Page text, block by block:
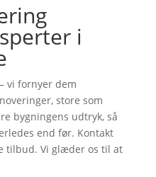
i
– vi fornyer dem
store som
bygningens udtryk, så
end før. Kontakt
tilbud. Vi glæder os til at